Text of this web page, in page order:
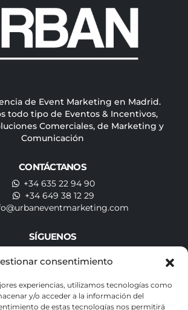
consentimiento
experiencias, utilizamos tecnologías como
y/o acceder a la información del
de estas tecnologías nos permitirá
de Event Marketing en Madrid.
todo tipo de Eventos & Incentivos,
Comerciales, de Marketing y
Comunicación
CONTÁCTANOS
+34 635 22 94 90
+34 649 38 12 29
SÍGUENOS
A NUESTRA NEWSLETTER